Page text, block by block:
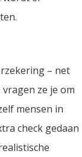
– net
ze je om
mensen in
check gedaan